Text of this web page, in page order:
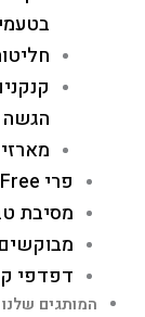
חליטות
הגשה
פרי Free
מסיבת
מבוקשים
דפדפי
המותגים שלנו